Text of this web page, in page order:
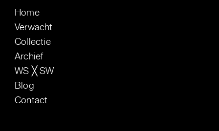
Home
Verwacht
Collectie
Archief
WS ╳ SW
Blog
Contact